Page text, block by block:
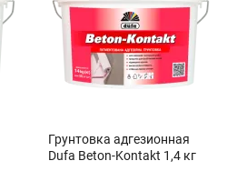
Грунтовка адгезионная
Dufa Beton-Kontakt 1,4 кг